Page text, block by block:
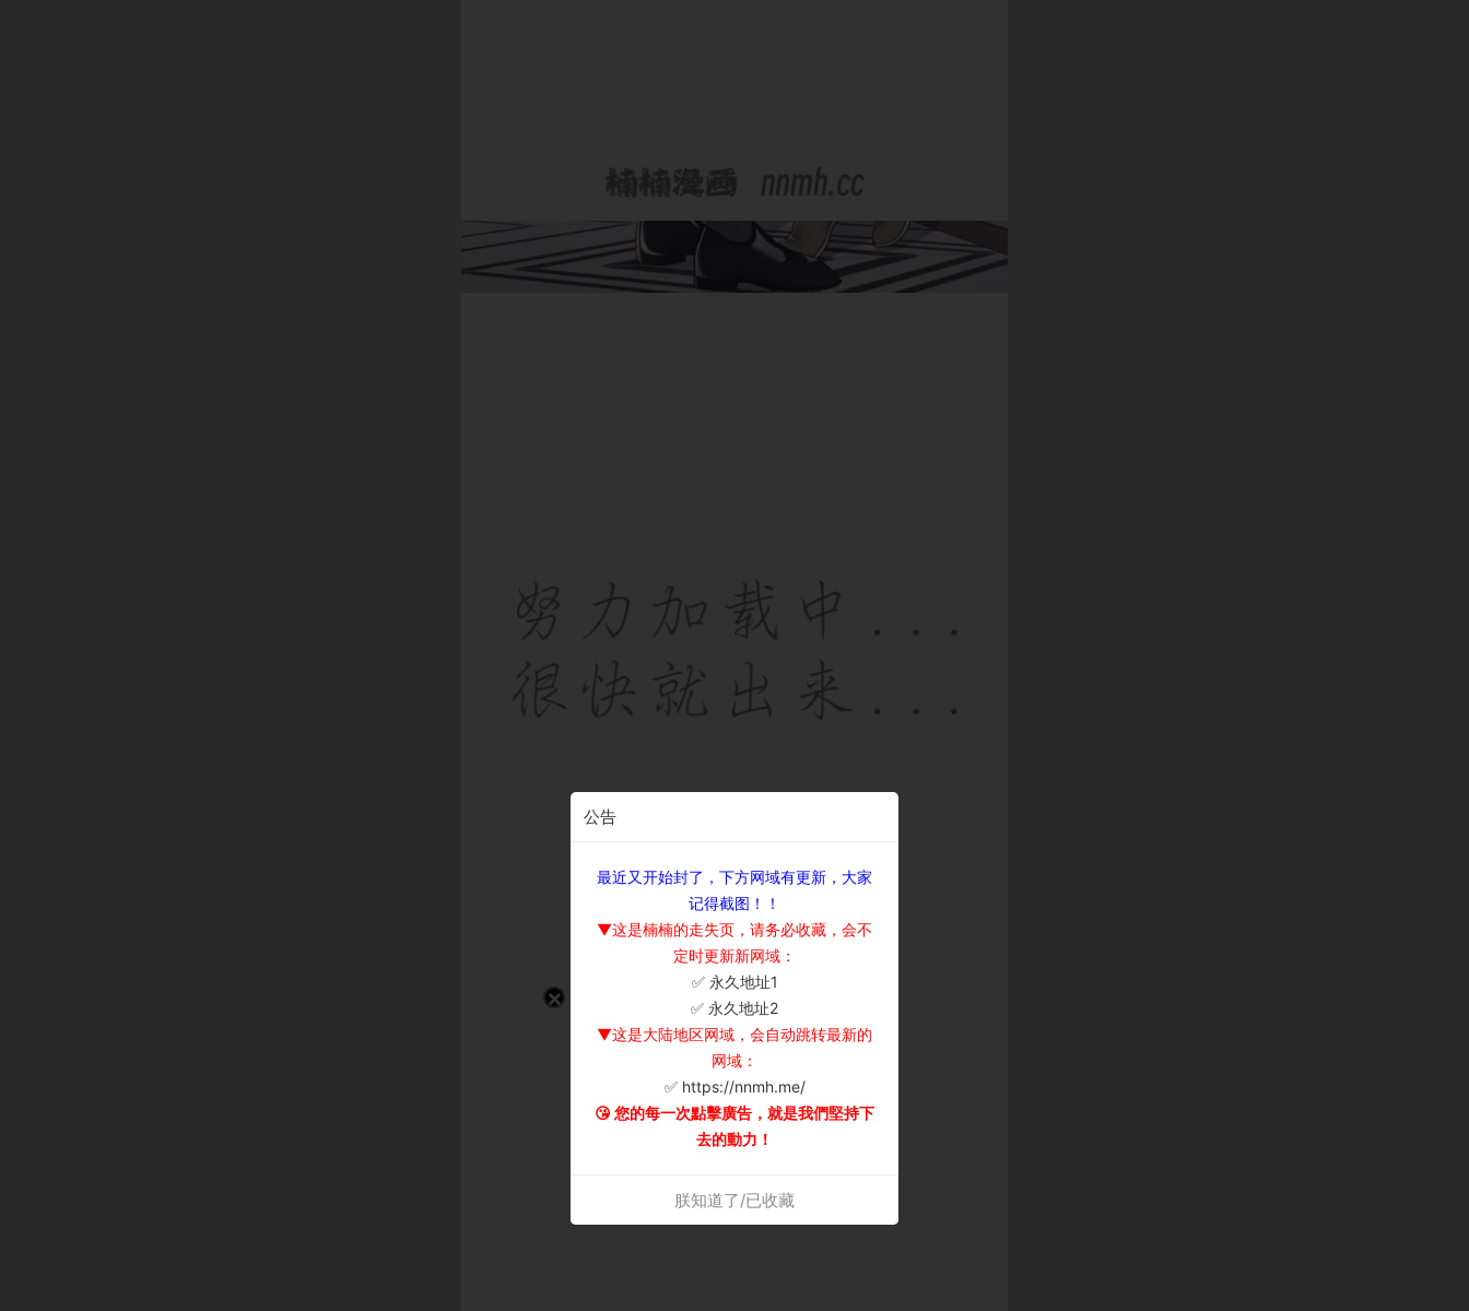
公告
最近又开始封了，下方网域有更新，大家
记得截图！！
▼这是楠楠的走失页，请务必收藏，会不
定时更新新网域：
✅ 永久地址1
✅ 永久地址2
▼这是大陆地区网域，会自动跳转最新的
网域：
✅ https://nnmh.me/
😘 您的每一次點擊廣告，就是我們堅持下
去的動力！
朕知道了/已收藏
×